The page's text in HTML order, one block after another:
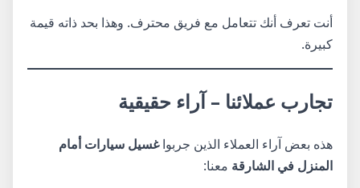
أنت تعرف أنك تتعامل مع فريق محترف. وهذا بحد ذاته قيمة
كبيرة.
تجارب عملائنا – آراء حقيقية
هذه بعض آراء العملاء الذين جربواغسيل سيارات أمام
المنزل في الشارقة معنا: